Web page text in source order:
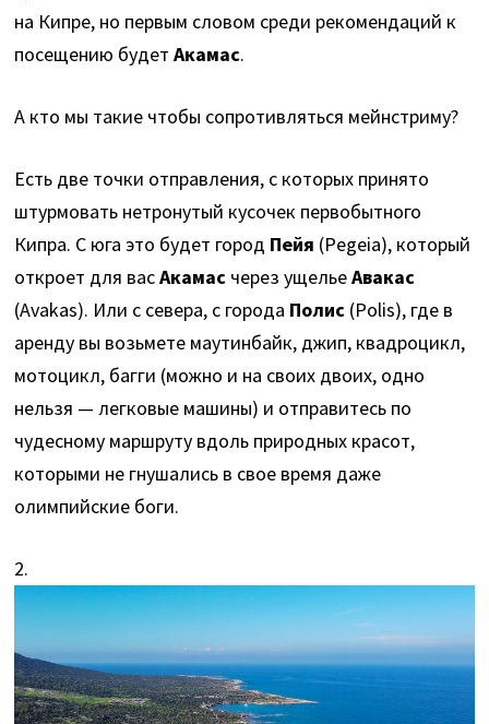
на Кипре, но первым словом среди рекомендаций к
посещению будетАкамас.
А кто мы такие чтобы сопротивляться мейнстриму?
Есть две точки отправления, с которых принято
штурмовать нетронутый кусочек первобытного
Кипра. С юга это будет город Пейя (Pegeia), который
откроет для васАкамас через ущельеАвакас
(Avakas). Или с севера, с города Полис (Polis), где в
аренду вы возьмете маутинбайк, джип, квадроцикл,
мотоцикл, багги (можно и на своих двоих, одно
нельзя — легковые машины) и отправитесь по
чудесному маршруту вдоль природных красот,
которыми не гнушались в свое время даже
олимпийские боги.
2.